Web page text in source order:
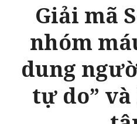
Giải mã
nhóm
dung
tự do”